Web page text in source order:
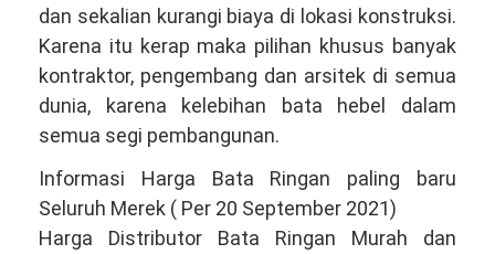
dan sekalian kurangi biaya di lokasi konstruksi.
Karena itu kerap maka pilihan khusus banyak
kontraktor, pengembang dan arsitek di semua
dunia, karena kelebihan bata hebel dalam
semua segi pembangunan.
Informasi Harga Bata Ringan paling baru
Seluruh Merek ( Per 20 September 2021)
Harga Distributor Bata Ringan Murah dan